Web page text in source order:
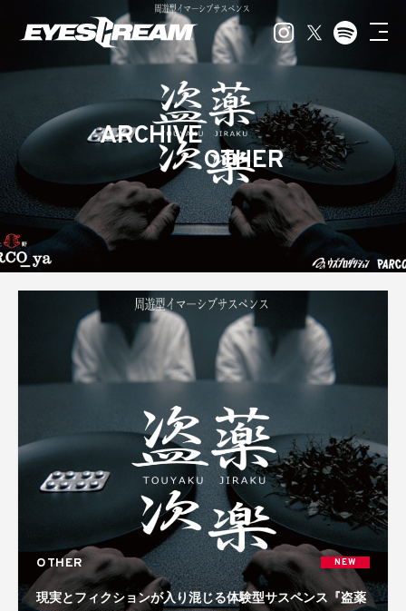
ARCHIVE
OTHER
OTHER NEW
現実とフィクションが入り混じる体験型サスペンス『盗薬